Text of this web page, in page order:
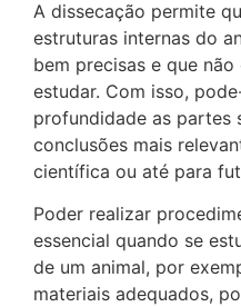
A dissecação permite
estruturas internas do
bem precisas e que
estudar. Com isso,
profundidade as partes
conclusões mais
científica ou até para
Poder realizar
essencial quando se
de um animal, por
materiais adequados,